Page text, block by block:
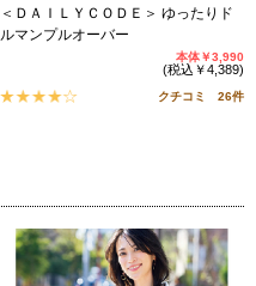
＜ＤＡＩＬＹＣＯＤＥ＞ ゆったりド
ルマンプルオーバー
本体￥3,990
(税込￥4,389)
クチコミ 26件